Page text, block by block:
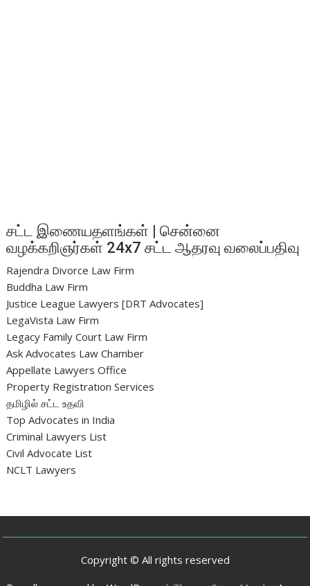
சட்ட இணையதளங்கள் | சென்னை
வழக்கறிஞர்கள் 24x7 சட்ட ஆதரவு வலைப்பதிவு
Rajendra Divorce Law Firm
Buddha Law Firm
Justice League Lawyers [DRT Advocates]
LegaVista Law Firm
Legacy Family Court Law Firm
Ask Advocates Law Chamber
Appellate Lawyers Office
Property Registration Services
தமிழில் சட்ட உதவி
Top Advocates in India
Criminal Lawyers List
Civil Advocate List
NCLT Lawyers
Copyright © All rights reserved